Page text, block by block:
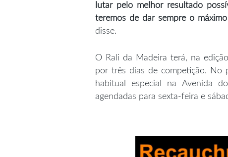
lutar pelo melhor resultado
teremos de dar sempre o
disse.
O Rali da Madeira terá, na
por três dias de competição. No
habitual especial na Avenida
agendadas para sexta-feira e